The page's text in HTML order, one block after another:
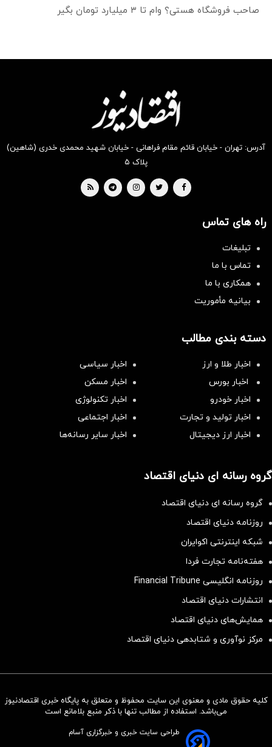
سرمایه‌گذاری همسنگ با شاخص
صاحب فروشگاه هستی؟ وام تا ۳ میلیارد تومان بگیر
آدرس: تهران - خیابان قائم مقام فراهانی - خیابان شهید محمدی خدری (شاهین)
پلاک ۵
راه های تماس
تبلیغات
تماس با ما
همکاری با ما
بیانیه مأموریت
دسته بندی مطالب
اخبار طلا و ارز
اخبار سیاسی
اخبار بورس
اخبار مسکن
اخبار خودرو
اخبار تکنولوژی
اخبار تولید و تجارت
اخبار اجتماعی
اخبار ارز دیجیتال
اخبار سایر رسانه‌‌ها
گروه رسانه ای دنیای اقتصاد
گروه رسانه ای دنیای اقتصاد
روزنامه دنیای اقتصاد
شبکه اینترنتی اکوایران
هفته‌نامه تجارت فردا
روزنامه انگلیسی Financial Tribune
انتشارات دنیای اقتصاد
همایش‌های دنیای اقتصاد
مرکز نوآوری و شتابدهی دنیای اقتصاد
کلیه حقوق مادی و معنوی این سایت محفوظ و متعلق به پایگاه خبری اقتصادنیوز
می‌باشد. استفاده از مطالب تنها با ذکر منبع بلامانع است
طراحی سایت خبری و خبرگزاری آسام